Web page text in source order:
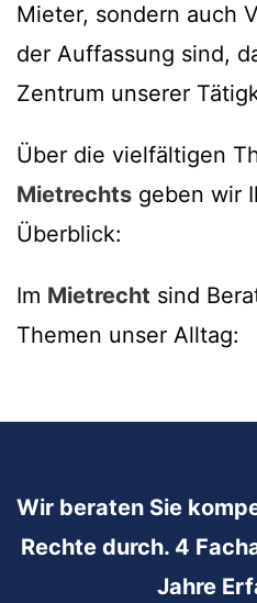
Mieter, sondern auch
der Auffassung sind,
Zentrum unserer
Über die vielfältigen
Mietrechts geben wir
Überblick:
Im Mietrecht sind
Themen unser Alltag:
Wir beraten Sie
Rechte durch. 4
Jahre